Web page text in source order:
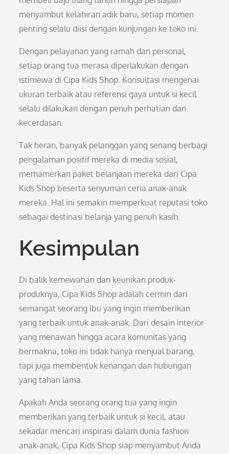
menyambut kelahiran adik baru, setiap momen
penting selalu diisi dengan kunjungan ke toko ini.
Dengan pelayanan yang ramah dan personal,
setiap orang tua merasa diperlakukan dengan
istimewa di Cipa Kids Shop. Konsultasi mengenai
ukuran terbaik atau referensi gaya untuk si kecil
selalu dilakukan dengan penuh perhatian dan
kecerdasan.
Tak heran, banyak pelanggan yang senang berbagi
pengalaman positif mereka di media sosial,
memamerkan paket belanjaan mereka dari Cipa
Kids Shop beserta senyuman ceria anak-anak
mereka. Hal ini semakin memperkuat reputasi toko
sebagai destinasi belanja yang penuh kasih.
Kesimpulan
Di balik kemewahan dan keunikan produk-
produknya, Cipa Kids Shop adalah cermin dari
semangat seorang ibu yang ingin memberikan
yang terbaik untuk anak-anak. Dari desain interior
yang menawan hingga acara komunitas yang
bermakna, toko ini tidak hanya menjual barang,
tapi juga membentuk kenangan dan hubungan
yang tahan lama.
Apakah Anda seorang orang tua yang ingin
memberikan yang terbaik untuk si kecil, atau
sekadar mencari inspirasi dalam dunia fashion
anak-anak, Cipa Kids Shop siap menyambut Anda